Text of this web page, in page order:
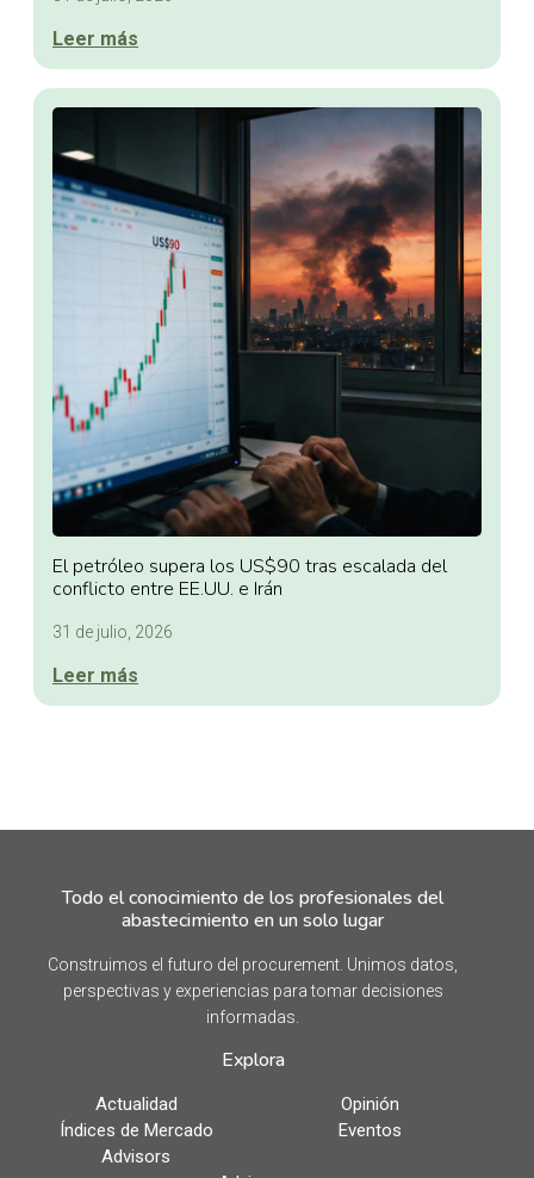
Leer más
El petróleo supera los US$90 tras escalada del
conflicto entre EE.UU. e Irán
31 de julio, 2026
Leer más
Todo el conocimiento de los profesionales del
abastecimiento en un solo lugar
Construimos el futuro del procurement. Unimos datos,
perspectivas y experiencias para tomar decisiones
informadas.
Explora
Actualidad
Opinión
Índices de Mercado
Eventos
Advisors